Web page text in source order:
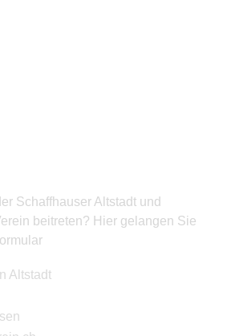
Schaffhauser Altstadt und
beitreten? Hier gelangen Sie
Altstadt